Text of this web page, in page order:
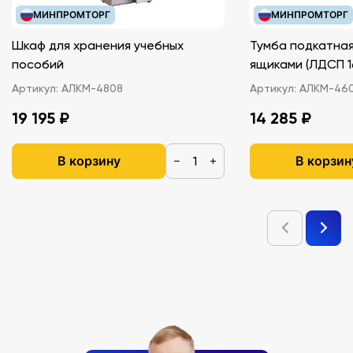
Периодические волны
Отражение волн
Преломление волн
Интерференция волн
Стоячие волны
Звуковые волны
Эффект Доплера
Тембр. Громкость звука
МИНПРОМТОРГ
Шкаф для хранения учебных
пособий
Артикул: АЛКМ-4808
19 195 ₽
В корзину − +
МИНПРОМТОРГ
Тумба
ящиками
Артикул: АЛКМ-
14 285 ₽
В